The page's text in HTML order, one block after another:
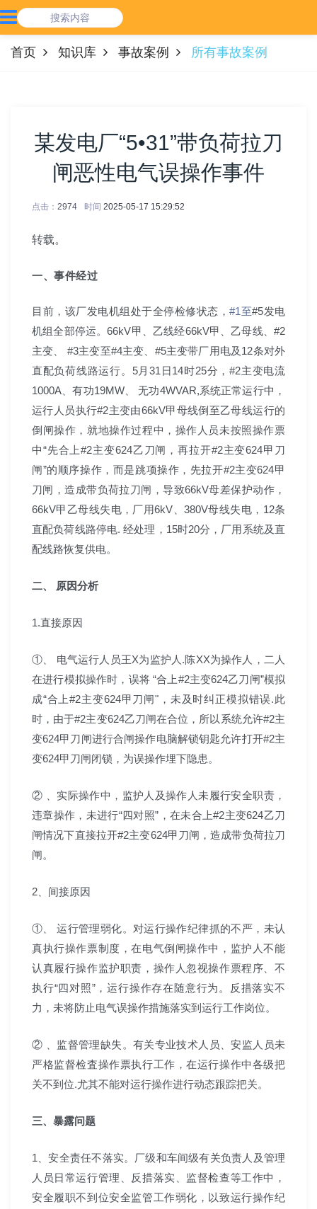
首页 知识库 事故案例 所有事故案例
某发电厂“5•31”带负荷拉刀
闸恶性电气误操作事件
点击： 2974 时间 2025-05-17 15:29:52
转载。
一、事件经过
目前，该厂发电机组处于全停检修状态， #1至#5发电
机组全部停运。66kV甲、乙线经66kV甲、乙母线、#2
主变、 #3主变至#4主变、#5主变带厂用电及12条对外
直配负荷线路运行。5月31日14时25分，#2主变电流
1000A、有功19MW、 无功4WVAR,系统正常运行中，
运行人员执行#2主变由66kV甲母线倒至乙母线运行的
倒闸操作，就地操作过程中，操作人员未按照操作票
中“先合上#2主变624乙刀闸，再拉开#2主变624甲刀
闸”的顺序操作，而是跳项操作，先拉开#2主变624甲
刀闸，造成带负荷拉刀闸，导致66kV母差保护动作，
66kV甲乙母线失电，厂用6kV、380V母线失电，12条
直配负荷线路停电. 经处理，15时20分，厂用系统及直
配线路恢复供电。
二、 原因分析
1.直接原因
①、 电气运行人员王X为监护人.陈XX为操作人，二人
在进行模拟操作时，误将 “合上#2主变624乙刀闸”模拟
成“合上#2主变624甲刀闸"，未及时纠正模拟错误.此
时，由于#2主变624乙刀闸在合位，所以系统允许#2主
变624甲刀闸进行合闸操作电脑解锁钥匙允许打开#2主
变624甲刀闸闭锁，为误操作埋下隐患。
② 、实际操作中，监护人及操作人未履行安全职责，
违章操作，未进行“四对照”，在未合上#2主变624乙刀
闸情况下直接拉开#2主变624甲刀闸，造成带负荷拉刀
闸。
2、间接原因
①、 运行管理弱化。对运行操作纪律抓的不严，未认
真执行操作票制度，在电气倒闸操作中，监护人不能
认真履行操作监护职责，操作人忽视操作票程序、不
执行“四对照”，运行操作存在随意行为。反措落实不
力，未将防止电气误操作措施落实到运行工作岗位。
② 、监督管理缺失。有关专业技术人员、安监人员未
严格监督检査操作票执行工作，在运行操作中各级把
关不到位.尤其不能对运行操作进行动态跟踪把关。
三、暴露问题
1、安全责任不落实。厂级和车间级有关负责人及管理
人员日常运行管理、反措落实、监督检查等工作中，
安全履职不到位安全监管工作弱化，以致运行操作纪